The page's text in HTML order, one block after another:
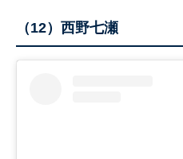
（12）西野七瀬